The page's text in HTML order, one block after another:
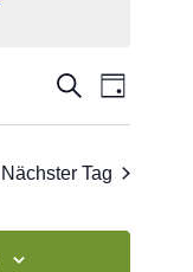
Suche
und
Ansichten,
Navigation
SucheTag
Nächster Tag